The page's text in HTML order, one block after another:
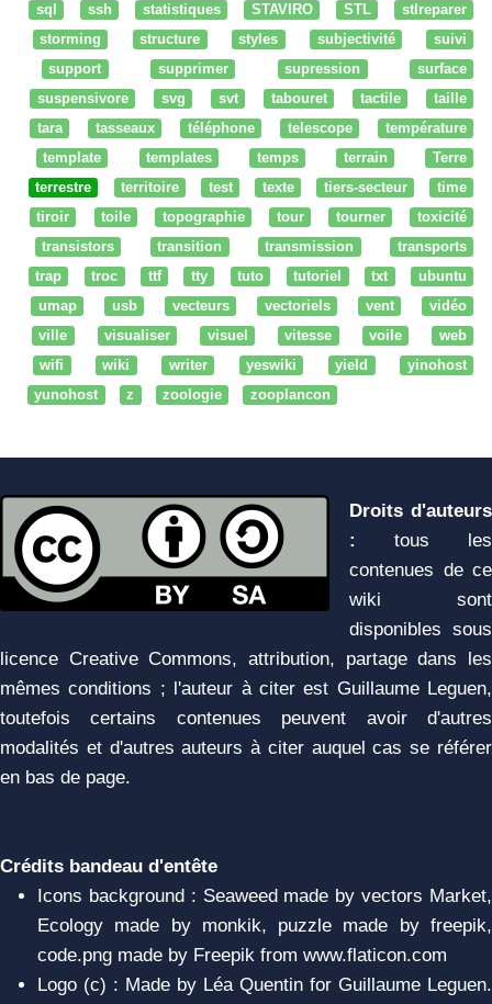
sql
ssh statistiques STAVIRO STL
stlreparer
storming
structure styles subjectivité
suivi
support
supprimer supression
surface
suspensivore
svg svt tabouret tactile
taille
tara
tasseaux téléphone telescope
température
template
templates temps terrain
Terre
terrestre
territoire test texte tiers-secteur
time
tiroir
toile topographie tour tourner
toxicité
transistors
transition transmission
transports
trap
troc ttf tty tuto tutoriel txt
ubuntu
umap
usb vecteurs vectoriels vent
vidéo
ville
visualiser visuel vitesse voile
web
wifi
wiki writer yeswiki yield
yinohost
yunohost
z zoologie zooplancon
Droits d'auteurs
:
tous les
contenues de ce
wiki sont
disponibles sous
licence Creative Commons, attribution, partage dans les
mêmes conditions ; l'auteur à citer est Guillaume Leguen,
toutefois certains contenues peuvent avoir d'autres
modalités et d'autres auteurs à citer auquel cas se référer
en bas de page.
Crédits bandeau d'entête
Icons background : Seaweed made by vectors Market,
Ecology made by monkik, puzzle made by freepik,
code.png made by Freepik from www.flaticon.com
Logo (c) : Made by Léa Quentin for Guillaume Leguen.